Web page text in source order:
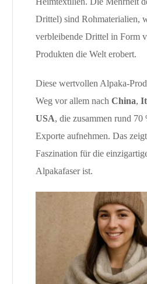
Drittel) sind Rohmaterialien,
verbleibende Drittel in Form
Produkten die Welt erobert.
Diese wertvollen Alpaka-
Weg vor allem nach China,
USA, die zusammen rund 70
Exporte aufnehmen. Das
Faszination für die
Alpakafaser ist.